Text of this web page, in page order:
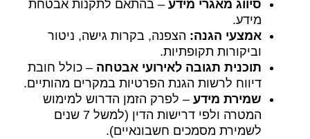
סיווג מאגרי מידע – בהתאם לתקנות אבטחת
מידע.
אמצעי הגנה: הצפנה, בקרות גישה, ניטור
וביקורות תקופתיות.
תוכנית תגובה לאירועי אבטחה – כולל חובת
דיווח לרשות הגנת הפרטיות במקרים מהותיים.
שמירת מידע – לפרק הזמן הדרוש למימוש
המטרה ולפי דרישות הדין (למשל 7 שנים
לשמירת מסמכים חשבונאיים).